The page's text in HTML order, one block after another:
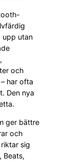
upp utan
och
har ofta
Den nya
ger bättre
och
sig
Beats,